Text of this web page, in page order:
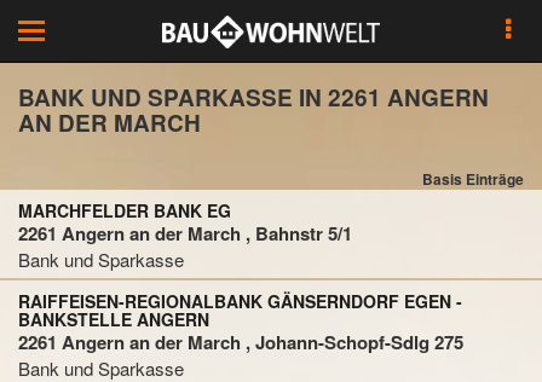
Toggle
navigation
BANK UND SPARKASSE IN 2261 ANGERN
AN DER MARCH
Basis Einträge
MARCHFELDER BANK EG
2261 Angern an der March , Bahnstr 5/1
Bank und Sparkasse
RAIFFEISEN-REGIONALBANK GÄNSERNDORF EGEN -
BANKSTELLE ANGERN
2261 Angern an der March , Johann-Schopf-Sdlg 275
Bank und Sparkasse